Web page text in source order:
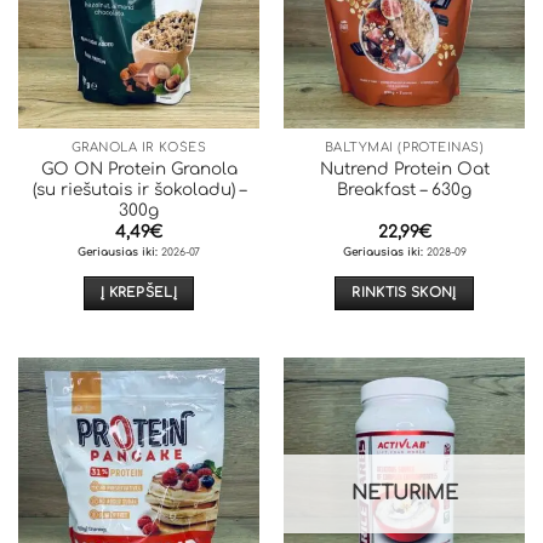
GRANOLA IR KOŠĖS
GO ON Protein Granola
(su riešutais ir šokoladu) –
300g
4,49€
Geriausias iki: 2026-07
Į KREPŠELĮ
BALTYMAI (PROTEINAS)
Nutrend Protein Oat
Breakfast – 630g
22,99€
Geriausias iki:2028-09
RINKTIS SKONĮ
has
multiple
variants.
The
options
may
be
NETURIME